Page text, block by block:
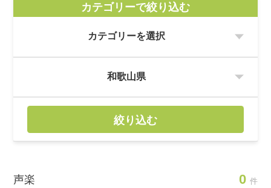
カテゴリーで絞り込む
絞り込む
声楽 0 件